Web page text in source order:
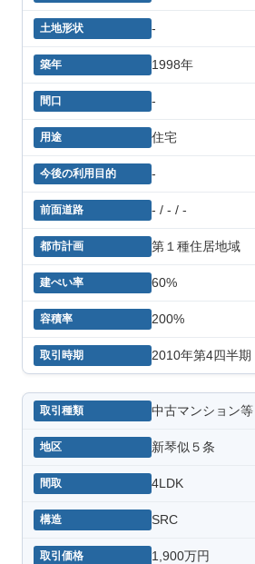
-
1998年
-
住宅
-
- / - / -
第１種住居地域
60%
200%
2010年第4四半期
中古マンション等
新琴似５条
4LDK
SRC
1,900万円